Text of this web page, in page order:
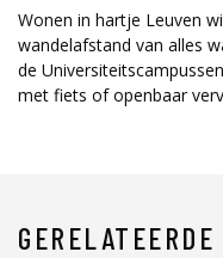
Wonen in hartje Leuven
wandelafstand van alles
de
met fiets of openbaar